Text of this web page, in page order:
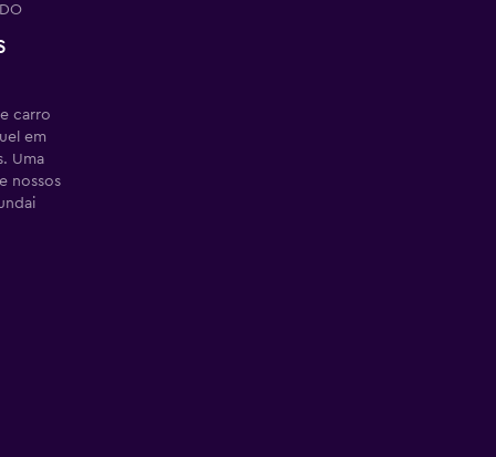
carro
em
Uma
nossos